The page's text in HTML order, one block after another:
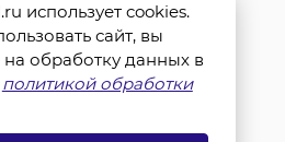
использует cookies.
сайт, вы
на обработку данных в
политикой обработки